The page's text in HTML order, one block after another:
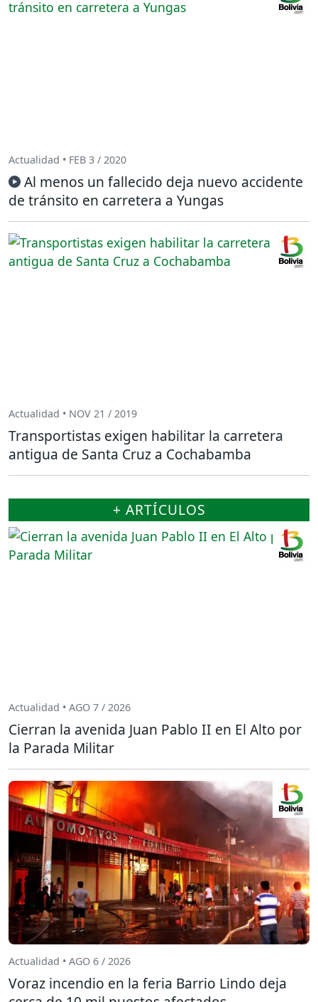
Actualidad • FEB 3 / 2020
Al menos un fallecido deja nuevo accidente
de tránsito en carretera a Yungas
Actualidad • NOV 21 / 2019
Transportistas exigen habilitar la carretera
antigua de Santa Cruz a Cochabamba
+ ARTÍCULOS
Actualidad • AGO 7 / 2026
Cierran la avenida Juan Pablo II en El Alto por
la Parada Militar
Actualidad • AGO 6 / 2026
Voraz incendio en la feria Barrio Lindo deja